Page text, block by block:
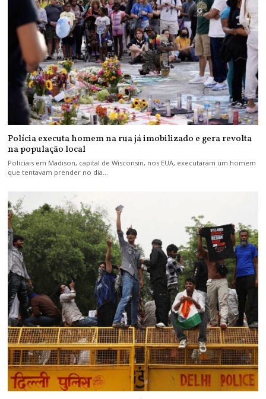
Polícia executa homem na rua já imobilizado e gera revolta
na população local
Policiais em Madison, capital de Wisconsin, nos EUA, executaram um homem
que tentavam prender no dia…